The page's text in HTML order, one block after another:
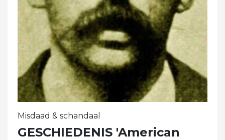
Misdaad & schandaal
GESCHIEDENIS 'American